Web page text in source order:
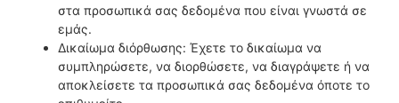
στα προσωπικά σας δεδομένα που είναι γνωστά σε
εμάς.
Δικαίωμα διόρθωσης: Έχετε το δικαίωμα να
συμπληρώσετε, να διορθώσετε, να διαγράψετε ή να
αποκλείσετε τα προσωπικά σας δεδομένα όποτε το